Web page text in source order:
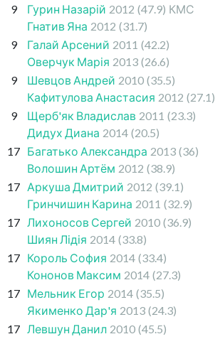
9
Гурин Назарій 2012 (47.9) КМС
Гнатив Яна 2012 (31.7)
9
Галай Арсений 2011 (42.2)
Оверчук Марія 2013 (26.6)
9
Шевцов Андрей 2010 (35.5)
Кафитулова Анастасия 2012 (27.1)
9
Щерб'як Владислав 2011 (23.3)
Дидух Диана 2014 (20.5)
17 Багатько Александра 2013 (36)
Волошин Артём 2012 (38.9)
17 Аркуша Дмитрий 2012 (39.1)
Гринчишин Карина 2011 (32.9)
17
Лихоносов Сергей 2010 (36.9)
Шиян Лідія 2014 (33.8)
17 Король София 2014 (33.4)
Кононов Максим 2014 (27.3)
17 Мельник Егор 2014 (35.5)
Якименко Дар'я 2013 (24.3)
17
Левшун Данил 2010 (45.5)